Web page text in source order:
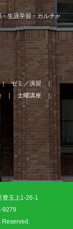
生涯学習・カルチャ
ゼミ／演習
土曜講座
玉上1-26-1
9279
Reserved.